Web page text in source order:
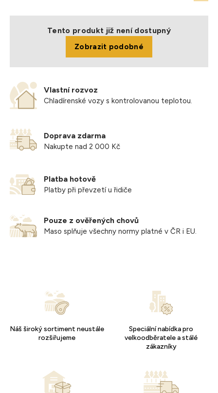
Úprava: pečení, uzení
Hmotnost balení: cca 2 kg
Balení: hluboce zmrazené, jednotlivě balené po 1 ks,
+7°C maximálně 24 hodin.
Uchování u spotřebitele v mrazničce: při -6°C 3 dny, při
-12°C 21 dní, při -18°C viz datum minimální trvanlivosti.
Po rozmrazení spotřebujte do 24h.
Po rozmrazení opět nezamražujte!
Tento produkt již není dostupný
Zobrazit podobné
Vlastní rozvoz
Chladírenské vozy s kontrolovanou teplotou.
Doprava zdarma
Nakupte nad 2 000 Kč
Platba hotově
Platby při převzetí u řidiče
Pouze z ověřených chovů
Maso splňuje všechny normy platné v ČR i EU.
Náš široký sortiment neustále
rozšiřujeme
Speciální nabídka pro
velkoodběratele a stálé
zákazníky